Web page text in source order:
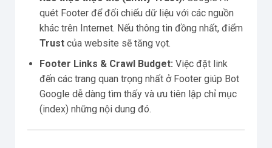
quét Footer để đối chiếu dữ liệu với các nguồn
khác trên Internet. Nếu thông tin đồng nhất, điểm
Trust của website sẽ tăng vọt.
Footer Links & Crawl Budget: Việc đặt link
đến các trang quan trọng nhất ở Footer giúp Bot
Google dễ dàng tìm thấy và ưu tiên lập chỉ mục
(index) những nội dung đó.